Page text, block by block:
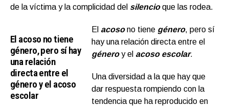
de la víctima y la complicidad del silencioque las rodea.
El acoso no tiene
género, pero sí hay
una relación
directa entre el
género y el acoso
escolar
El acosono tiene género, pero sí
hay una relación directa entre el
géneroy el acoso escolar.
Una diversidad a la que hay que
dar respuesta rompiendo con la
tendencia que ha reproducido en